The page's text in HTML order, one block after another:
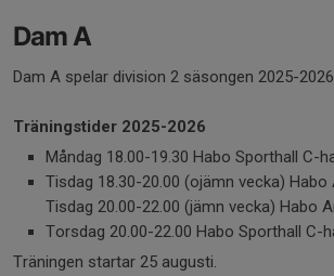
Dam A
Dam A spelar division 2 säsongen 2025-
Träningstider 2025-2026
Måndag 18.00-19.30 Habo Sporthall C-
Tisdag 18.30-20.00 (ojämn vecka) Habo
Tisdag 20.00-22.00 (jämn vecka) Habo
Torsdag 20.00-22.00 Habo Sporthall C-
Träningen startar 25 augusti.